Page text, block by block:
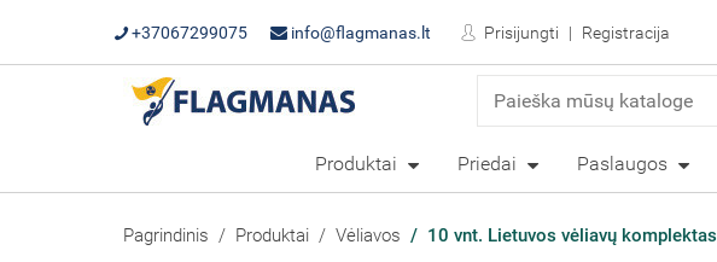
+37067299075 info@flagmanas.lt Prisijungti Registracija
Produktai Priedai Paslaugos
Pagrindinis Produktai Vėliavos 10 vnt. Lietuvos vėliavų komplektas